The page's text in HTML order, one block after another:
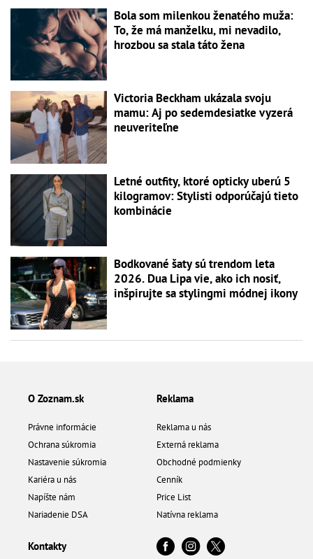
Bola som milenkou ženatého muža:
To, že má manželku, mi nevadilo,
hrozbou sa stala táto žena
Victoria Beckham ukázala svoju
mamu: Aj po sedemdesiatke vyzerá
neuveriteľne
Letné outfity, ktoré opticky uberú 5
kilogramov: Stylisti odporúčajú tieto
kombinácie
Bodkované šaty sú trendom leta
2026. Dua Lipa vie, ako ich nosiť,
inšpirujte sa stylingmi módnej ikony
O Zoznam.sk
Právne informácie
Ochrana súkromia
Nastavenie súkromia
Kariéra u nás
Napíšte nám
Nariadenie DSA
Reklama
Reklama u nás
Externá reklama
Obchodné podmienky
Cenník
Price List
Natívna reklama
Kontakty